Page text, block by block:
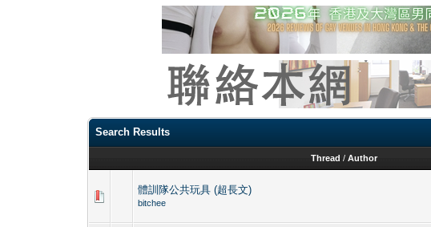
Search Results
Thread /Author
體訓隊公共玩具 (超長文)
bitchee